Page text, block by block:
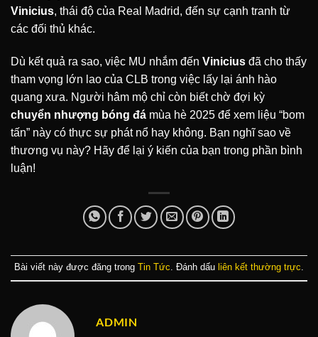
Vinicius, thái độ của Real Madrid, đến sự cạnh tranh từ
các đối thủ khác.
Dù kết quả ra sao, việc MU nhắm đến Vinicius đã cho thấy
tham vọng lớn lao của CLB trong việc lấy lại ánh hào
quang xưa. Người hâm mộ chỉ còn biết chờ đợi kỳ
chuyển nhượng bóng đá mùa hè 2025 để xem liệu “bom
tấn” này có thực sự phát nổ hay không. Bạn nghĩ sao về
thương vụ này? Hãy để lại ý kiến của bạn trong phần bình
luận!
Bài viết này được đăng trong Tin Tức. Đánh dấu liên kết thường trực.
ADMIN